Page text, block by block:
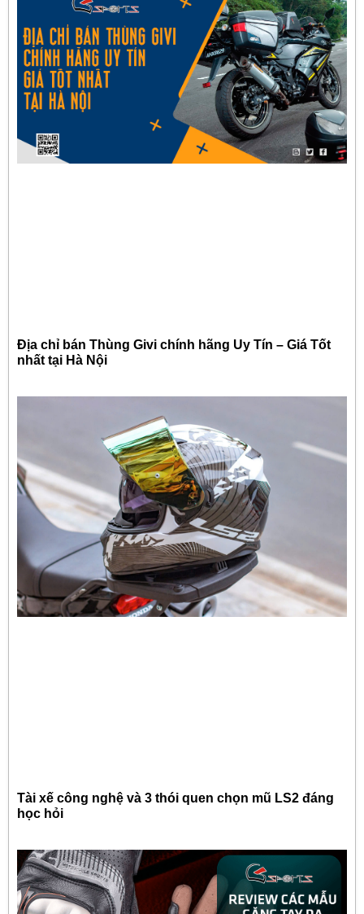
Địa chỉ bán Thùng Givi chính hãng Uy Tín – Giá Tốt
nhất tại Hà Nội
Tài xế công nghệ và 3 thói quen chọn mũ LS2 đáng
học hỏi